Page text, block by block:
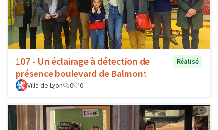
107 - Un éclairage à détection de
présence boulevard de Balmont
Réalisé
Ville de Lyon 0 0